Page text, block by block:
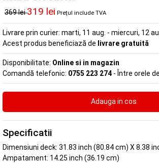
369 lei319 lei Prețul include TVA
Livrare prin curier: marti, 11 aug. - miercuri, 12
Acest produs beneficiază de livrare gratuită
Disponibilitate: Online si in magazin
Comandă telefonic: 0755 223 274 - Între orele
Specificatii
Dimensiuni deck: 31.83 inch (80.84 cm) X 8.38
Ampatament: 14.25 inch (36.19 cm)